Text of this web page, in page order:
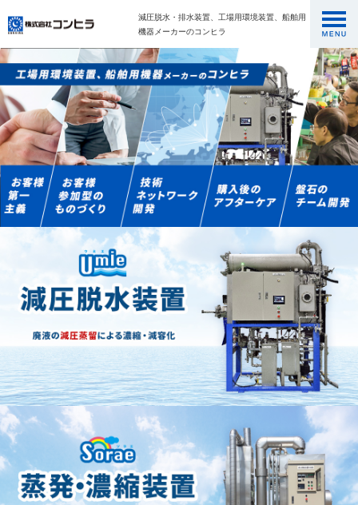
減圧脱水・排水装置、工場用環境装置、船舶用
機器メーカーのコンヒラ